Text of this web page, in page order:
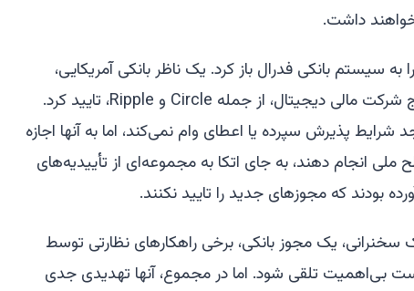
داشت.
پایش را به سیستم بانکی فدرال باز کرد. یک ناظر بانکی آمریکایی،
مجوزهای اعتماد ملی بانکی را برای پنج شرکت مالی دیجیتال، از جمله Circle و Ripple، تایید کرد.
پذیرش سپرده یا اعطای وام نمی‌کند، اما به آنها اجازه
ملی انجام دهند، به جای اتکا به مجموعه‌ای از تأییدیه‌های
بودند که مجوزهای جدید را تایید نکنند.
یک مجوز بانکی، برخی راهکارهای نظارتی توسط
بی‌اهمیت تلقی شود. اما در مجموع، آنها تهدیدی جدی